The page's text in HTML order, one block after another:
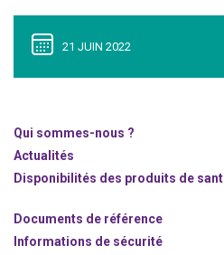
21 JUIN 2022
Qui sommes-nous ?
Actualités
Disponibilités des produits de
Documents de référence
Informations de sécurité